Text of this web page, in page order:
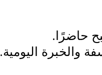
حاضرًا.
والخبرة اليومية.